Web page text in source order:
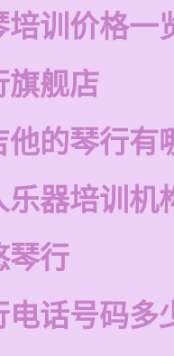
培训价格一
旗舰店
他的琴行有
乐器培训机
琴行
电话号码多